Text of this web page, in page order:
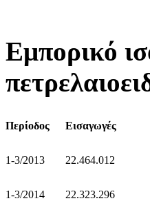
Εμπορικό
Περίοδος Εισαγωγές
1-3/2013 22.464.012
1-3/2014 22.323.296